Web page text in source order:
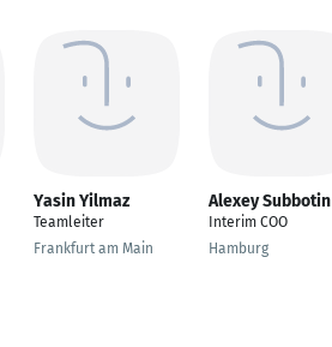
Yasin Yilmaz
Teamleiter
Frankfurt am Main
Alexey Subbotin
Interim COO
Hamburg